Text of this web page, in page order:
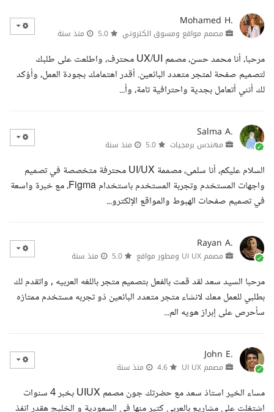
Mohamed H.
مصمم مواقع ومسوق الكتروني منذ سنة
مرحبا، أنا محمد حسن، مصمم UX/UI محترف، واطلعت على طلبك
لتصميم صفحة لمتجر متعدد البائعين. أقدر اهتمامك بجودة العمل، وأؤكد
لك أنني أتعامل بجدية واحترافية تامة، وأ...
Salma A.
مهندس برمجيات منذ سنة
السلام عليكم، أنا سلمى، مصممة UI/UX محترفة متخصصة في تصميم
واجهات المستخدم وتجربة المستخدم باستخدام Figma، مع خبرة واسعة
في تصميم صفحات الهبوط والمواقع الإلكترو...
Rayan A.
مصمم UI UX ومطور مواقع منذ سنة
مرحبا السيد سعد لقد قمت بالفعل بتصميم متجر باللغه العربيه , واتقدم لك
بطلبي للعمل معك لانشاء متجر متعدد البائعين ذو تجربه مستخدم ممتازه
سأحرص على إبراز هويه الم...
John E.
مصمم UI UX منذ سنة
مساء الخير استاذ سعد مع حضرتك جون مصمم UIUX بخبر 4 سنوات
اشتغلت على مشاريع بالعربي كتير منها في السعودية و الخليج هقدر انفذ